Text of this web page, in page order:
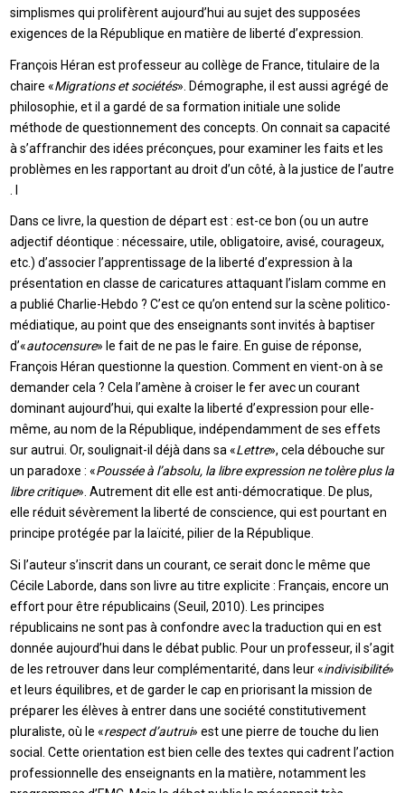
simplismes qui prolifèrent aujourd’hui au sujet des supposées
exigences de la République en matière de liberté d’expression.
François Héran est professeur au collège de France, titulaire de la
chaire «Migrations et sociétés». Démographe, il est aussi agrégé de
philosophie, et il a gardé de sa formation initiale une solide
méthode de questionnement des concepts. On connait sa capacité
à s’affranchir des idées préconçues, pour examiner les faits et les
problèmes en les rapportant au droit d’un côté, à la justice de l’autre
. I
Dans ce livre, la question de départ est : est-ce bon (ou un autre
adjectif déontique : nécessaire, utile, obligatoire, avisé, courageux,
etc.) d’associer l’apprentissage de la liberté d’expression à la
présentation en classe de caricatures attaquant l’islam comme en
a publié Charlie-Hebdo ? C’est ce qu’on entend sur la scène politico-
médiatique, au point que des enseignants sont invités à baptiser
d’«autocensure» le fait de ne pas le faire. En guise de réponse,
François Héran questionne la question. Comment en vient-on à se
demander cela ? Cela l’amène à croiser le fer avec un courant
dominant aujourd’hui, qui exalte la liberté d’expression pour elle-
même, au nom de la République, indépendamment de ses effets
sur autrui. Or, soulignait-il déjà dans sa «Lettre», cela débouche sur
un paradoxe : «Poussée à l’absolu, la libre expression ne tolère plus la
libre critique». Autrement dit elle est anti-démocratique. De plus,
elle réduit sévèrement la liberté de conscience, qui est pourtant en
principe protégée par la laïcité, pilier de la République.
Si l’auteur s’inscrit dans un courant, ce serait donc le même que
Cécile Laborde, dans son livre au titre explicite : Français, encore un
effort pour être républicains (Seuil, 2010). Les principes
républicains ne sont pas à confondre avec la traduction qui en est
donnée aujourd’hui dans le débat public. Pour un professeur, il s’agit
de les retrouver dans leur complémentarité, dans leur «indivisibilité»
et leurs équilibres, et de garder le cap en priorisant la mission de
préparer les élèves à entrer dans une société constitutivement
pluraliste, où le «respect d’autrui» est une pierre de touche du lien
social. Cette orientation est bien celle des textes qui cadrent l’action
professionnelle des enseignants en la matière, notamment les